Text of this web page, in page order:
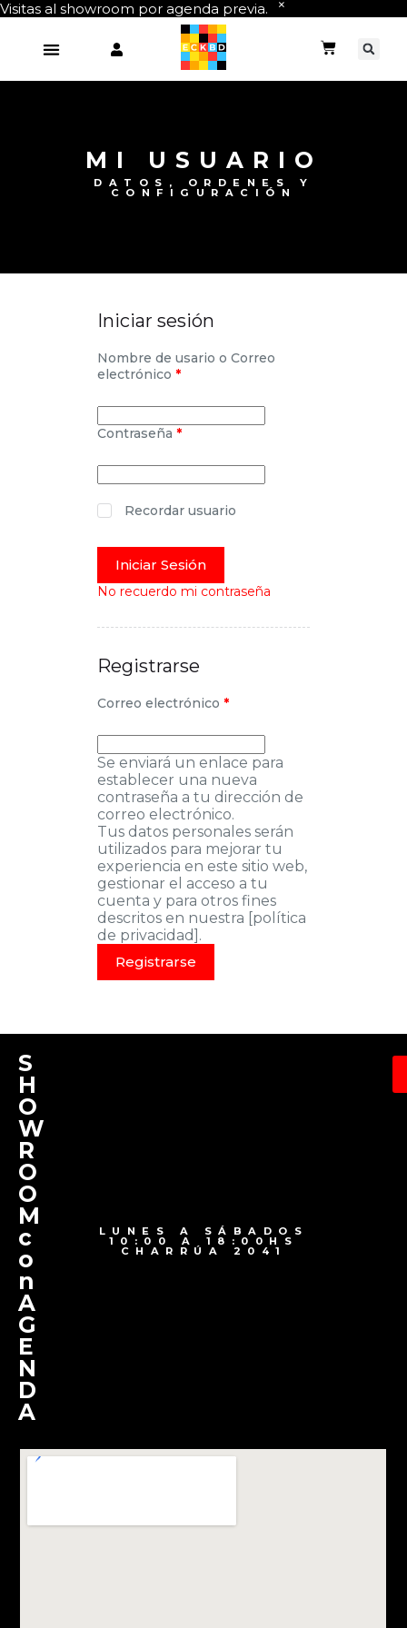
Visitas al showroom por agenda previa.
MI USUARIO
DATOS, ORDENES Y
CONFIGURACIÓN
Iniciar sesión
Nombre de usario o Correo
electrónico *
Contraseña *
Recordar usuario
Iniciar Sesión
No recuerdo mi contraseña
Registrarse
Correo electrónico *
Se enviará un enlace para
establecer una nueva
contraseña a tu dirección de
correo electrónico.
Tus datos personales serán
utilizados para mejorar tu
experiencia en este sitio web,
gestionar el acceso a tu
cuenta y para otros fines
descritos en nuestra [política
de privacidad].
Registrarse
S
H
O
W
R
O
O
M
c
o
n
A
G
E
N
D
A
LUNES A SÁBADOS
10:00 A 18:00HS
CHARRÚA 2041